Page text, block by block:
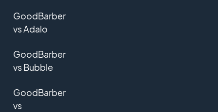
GoodBarber
vs Adalo
GoodBarber
vs Bubble
GoodBarber
vs